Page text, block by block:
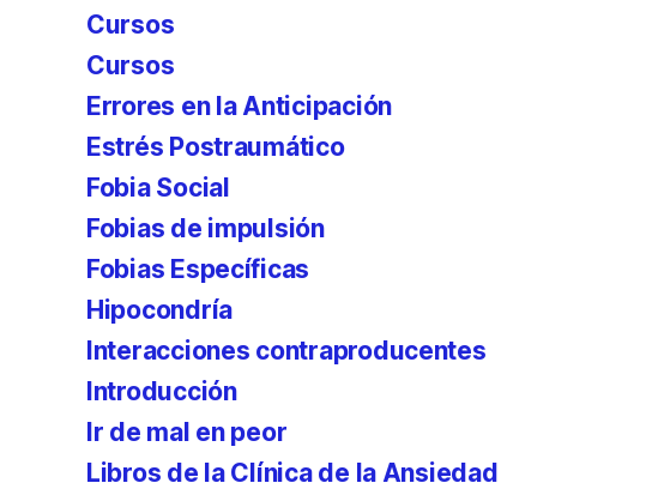
Cursos
Cursos
Errores en la Anticipación
Estrés Postraumático
Fobia Social
Fobias de impulsión
Fobias Específicas
Hipocondría
Interacciones contraproducentes
Introducción
Ir de mal en peor
Libros de la Clínica de la Ansiedad